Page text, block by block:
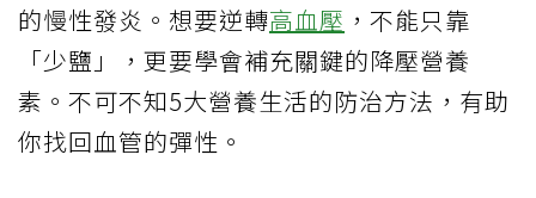
的慢性發炎。想要逆轉高血壓 ，不能只靠
「少鹽」，更要學會補充關鍵的降壓營養
素。不可不知5大營養生活的防治方法，有助
你找回血管的彈性。